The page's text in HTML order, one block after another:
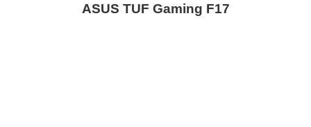
ASUS TUF Gaming F17